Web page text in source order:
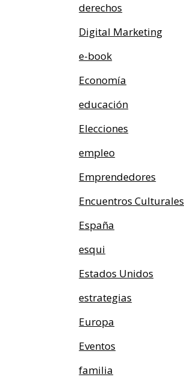
derechos
Digital Marketing
e-book
Economía
educación
Elecciones
empleo
Emprendedores
Encuentros Culturales
España
esqui
Estados Unidos
estrategias
Europa
Eventos
familia